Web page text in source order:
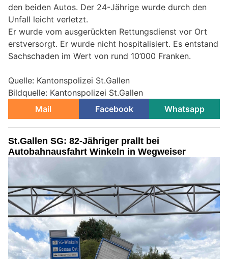
den beiden Autos. Der 24-Jährige wurde durch den
Unfall leicht verletzt.
Er wurde vom ausgerückten Rettungsdienst vor Ort
erstversorgt. Er wurde nicht hospitalisiert. Es entstand
Sachschaden im Wert von rund 10’000 Franken.
Quelle: Kantonspolizei St.Gallen
Bildquelle: Kantonspolizei St.Gallen
Mail
Facebook Whatsapp
St.Gallen SG: 82-Jähriger prallt bei
Autobahnausfahrt Winkeln in Wegweiser